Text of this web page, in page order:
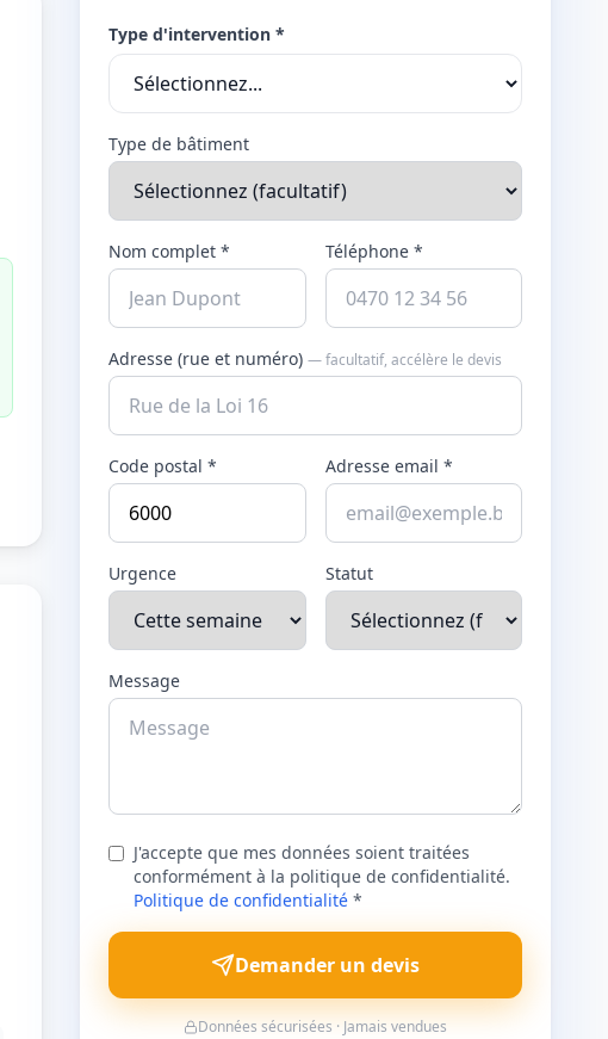
Type d'intervention *
Type de bâtiment
Nom complet * Téléphone *
Adresse (rue et numéro)— facultatif, accélère le devis
Code postal * Adresse email *
Urgence Statut
Message
J'accepte que mes données soient traitées
conformément à la politique de confidentialité.
Politique de confidentialité *
Demander un devis
Données sécurisées · Jamais vendues